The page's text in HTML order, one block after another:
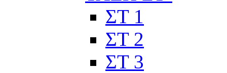
ΣΤ 1
ΣΤ 2
ΣΤ 3